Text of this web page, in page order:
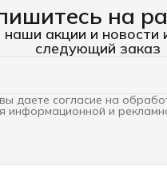
на
акции и новости
следующий заказ
даете согласие на
информационной и